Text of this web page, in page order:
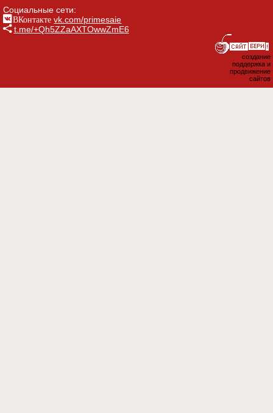
Социальные сети:
ВКонтакте vk.com/primesaie
t.me/+Qh5ZZaAXTOwwZmE6
создание
поддержка и
продвижение
сайтов